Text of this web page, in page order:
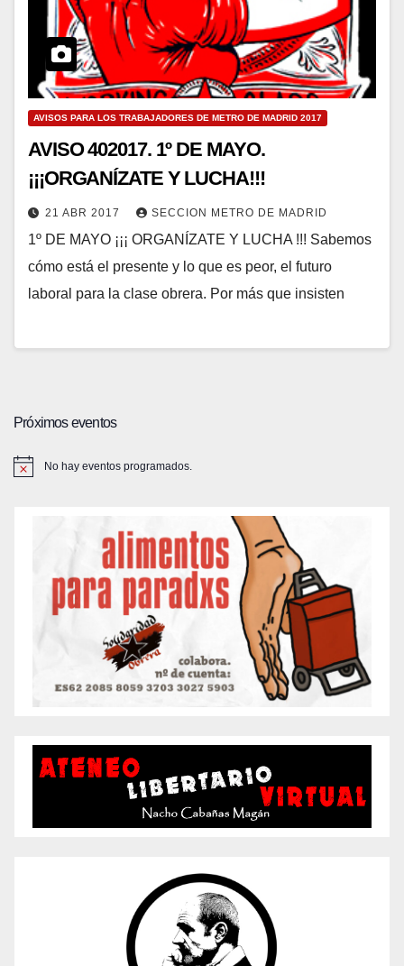
AVISOS PARA LOS TRABAJADORES DE METRO DE MADRID 2017
AVISO 402017. 1º DE MAYO.
¡¡¡ORGANÍZATE Y LUCHA!!!
21 ABR 2017 SECCION METRO DE MADRID
1º DE MAYO ¡¡¡ ORGANÍZATE Y LUCHA !!! Sabemos
cómo está el presente y lo que es peor, el futuro
laboral para la clase obrera. Por más que insisten
Próximos eventos
No hay eventos programados.